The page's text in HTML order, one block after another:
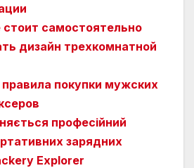
самостоятельно
дизайн трехкомнатной
покупки мужских
професійний
зарядних
Explorer